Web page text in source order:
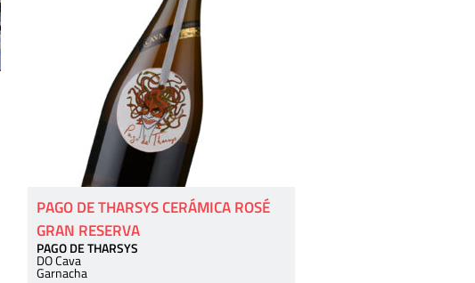
PAGO DE THARSYS CERÁMICA ROSÉ
GRAN RESERVA
PAGO DE THARSYS
DO Cava
Garnacha